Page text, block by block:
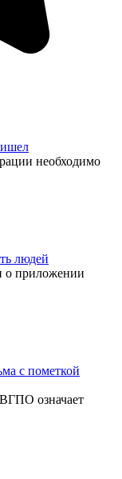
необходимо
людей
о приложении
с пометкой
означает